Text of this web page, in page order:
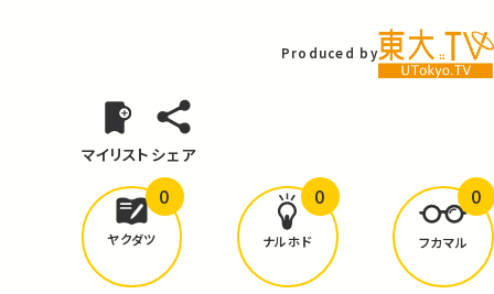
Produced by
マイリスト シェア
どんな学びがありましたか？
ヤクダツ
0
ナルホド
0
フカマル
0